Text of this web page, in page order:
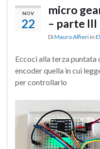
NOV
22
micro
– parte III
DiMauro Alfieri in
Eccoci alla terza
encoder quella in cui
per controllarlo